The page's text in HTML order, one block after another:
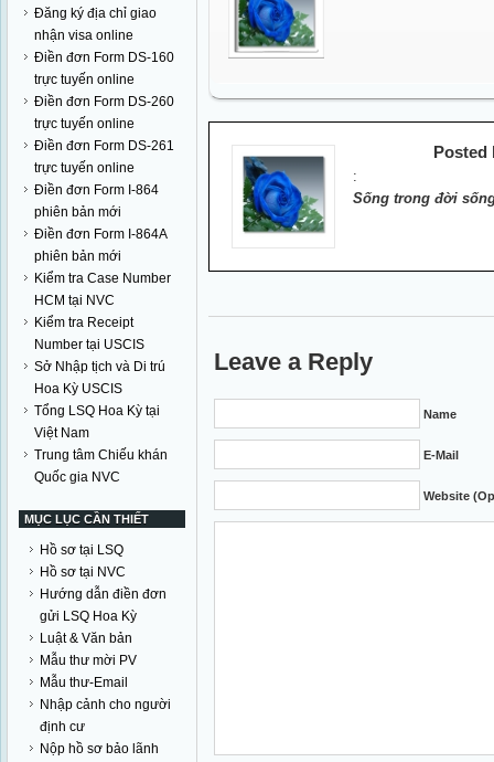
Đăng ký địa chỉ giao
nhận visa online
Điền đơn Form DS-160
trực tuyến online
Điền đơn Form DS-260
trực tuyến online
Điền đơn Form DS-261
trực tuyến online
Điền đơn Form I-864
phiên bản mới
Điền đơn Form I-864A
phiên bản mới
Kiểm tra Case Number
HCM tại NVC
Kiểm tra Receipt
Number tại USCIS
Sở Nhập tịch và Di trú
Hoa Kỳ USCIS
Tổng LSQ Hoa Kỳ tại
Việt Nam
Trung tâm Chiếu khán
Quốc gia NVC
MỤC LỤC CẦN THIẾT
Hồ sơ tại LSQ
Hồ sơ tại NVC
Hướng dẫn điền đơn
gửi LSQ Hoa Kỳ
Luật & Văn bản
Mẫu thư mời PV
Mẫu thư-Email
Nhập cảnh cho người
định cư
Nộp hồ sơ bảo lãnh
Posted
:
Sống trong đời
Leave a Reply
Name
E-Mail
Website